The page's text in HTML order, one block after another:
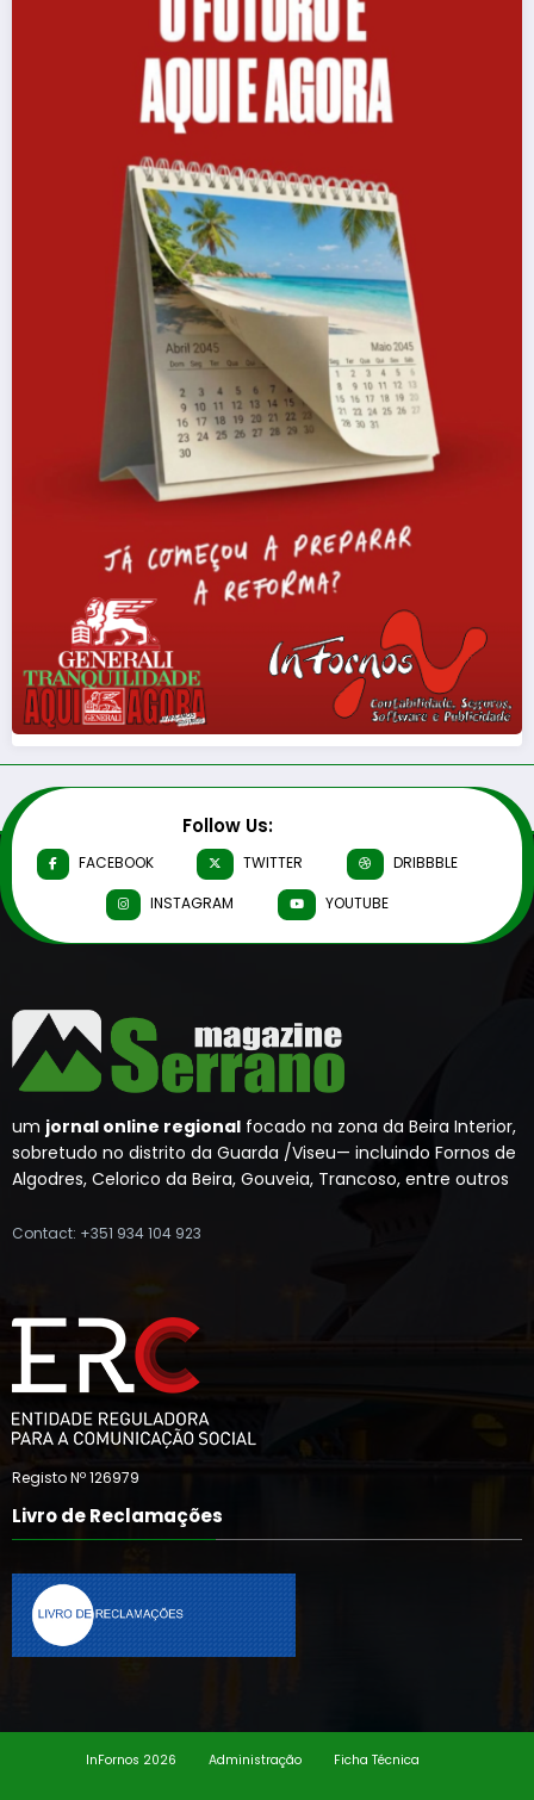
Follow Us:
FACEBOOK TWITTER
DRIBBBLE
INSTAGRAM
YOUTUBE
um jornal online regional focado na zona da Beira Interior,
sobretudo no distrito da Guarda /Viseu— incluindo Fornos de
Algodres, Celorico da Beira, Gouveia, Trancoso, entre outros
Contact: +351 934 104 923
Registo Nº 126979
Livro de Reclamações
InFornos 2026 Administração Ficha Técnica